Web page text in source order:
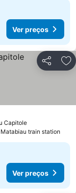
Ver preços
Partilhar
Capitole
train station
Ver preços